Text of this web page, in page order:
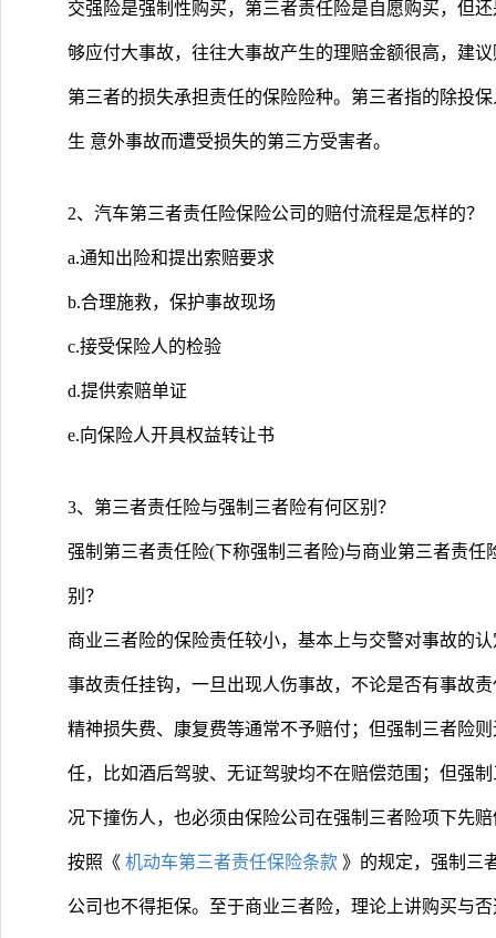
交强险是强制性购买，第三者责任险是自愿购买，但
够应付大事故，往往大事故产生的理赔金额很高，建
第三者的损失承担责任的保险险种。第三者指的除投
生 意外事故而遭受损失的第三方受害者。
2、汽车第三者责任险保险公司的赔付流程是怎样的？
a.通知出险和提出索赔要求
b.合理施救，保护事故现场
c.接受保险人的检验
d.提供索赔单证
e.向保险人开具权益转让书
3、第三者责任险与强制三者险有何区别？
强制第三者责任险(下称强制三者险)与商业第三者责
别？
商业三者险的保险责任较小，基本上与交警对事故的
事故责任挂钩，一旦出现人伤事故，不论是否有事故
精神损失费、康复费等通常不予赔付；但强制三者险
任，比如酒后驾驶、无证驾驶均不在赔偿范围；但强
况下撞伤人，也必须由保险公司在强制三者险项下先
按照《 机动车第三者责任保险条款 》的规定，强制三
公司也不得拒保。至于商业三者险，理论上讲购买与